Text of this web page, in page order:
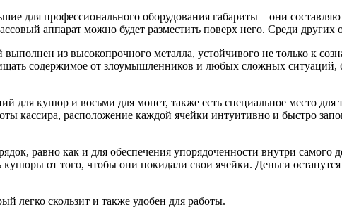
для профессионального оборудования габариты – они
аппарат можно будет разместить поверх него. Среди других
из высокопрочного металла, устойчивого не только к
содержимое от злоумышленников и любых сложных ситуаций,
для купюр и восьми для монет, также есть специальное место
кассира, расположение каждой ячейки интуитивно и быстро
равно как и для обеспечения упорядоченности внутри
от того, чтобы они покидали свои ячейки. Деньги
легко скользит и также удобен для работы.